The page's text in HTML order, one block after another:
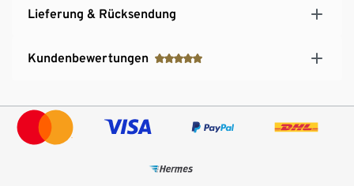
Lieferung & Rücksendung
Kundenbewertungen